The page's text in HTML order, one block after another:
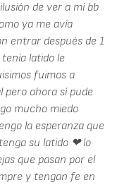
de ver a mí bb
ya me avía
entrar después de 1
tenía latido le
fuimos a
ahora sí pude
mucho miedo
la esperanza que
su latido ❤ lo
que pasan por el
y tengan fe en